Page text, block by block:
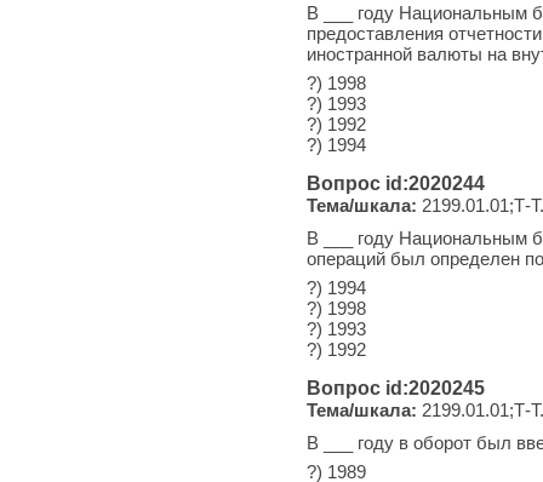
В ___ году Национальным
предоставления
иностранной валюты на
?) 1998
?) 1993
?) 1992
?) 1994
Вопрос id:2020244
Тема/шкала: 2199.01.01;Т-
В ___ году Национальным
операций был определен
?) 1994
?) 1998
?) 1993
?) 1992
Вопрос id:2020245
Тема/шкала: 2199.01.01;Т-
В ___ году в оборот был
?) 1989